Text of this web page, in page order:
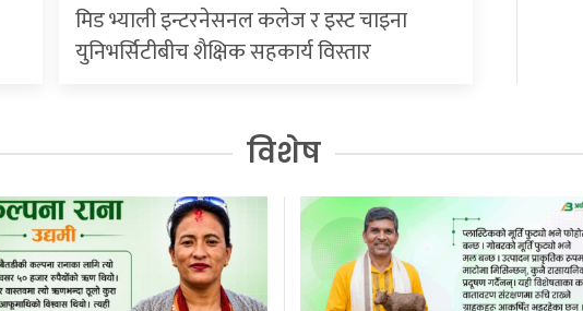
मिड भ्याली इन्टरनेसनल कलेज र इस्ट चाइना
युनिभर्सिटीबीच शैक्षिक सहकार्य विस्तार
विशेष